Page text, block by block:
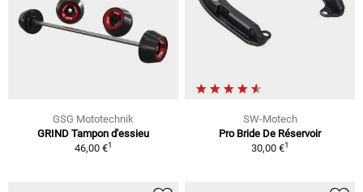
GSG Mototechnik
GRIND Tampon d'essieu
46,00 €1
SW-Motech
Pro Bride De Réservoir
30,00 €1